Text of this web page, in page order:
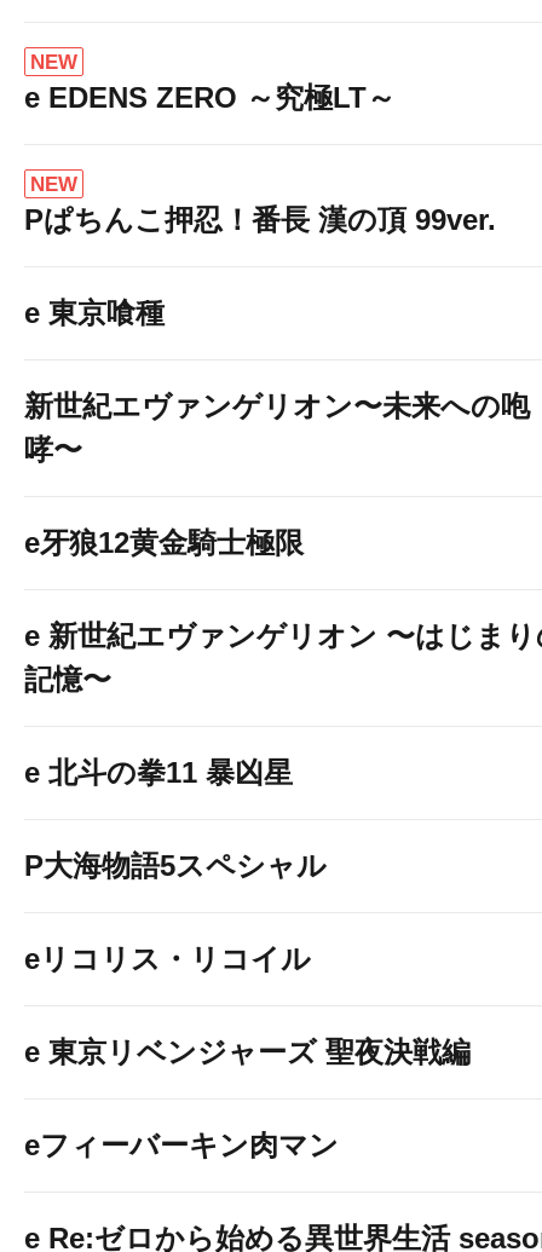
NEW
e EDENS ZERO ～究極LT～
NEW
Pぱちんこ押忍！番長 漢の頂 99ver.
e 東京喰種
新世紀エヴァンゲリオン〜未来への咆
哮〜
e牙狼12黄金騎士極限
e 新世紀エヴァンゲリオン 〜はじま
記憶〜
e 北斗の拳11 暴凶星
P大海物語5スペシャル
eリコリス・リコイル
e 東京リベンジャーズ 聖夜決戦編
eフィーバーキン肉マン
e Re:ゼロから始める異世界生活